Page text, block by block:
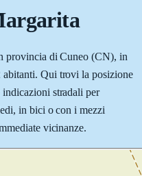
provincia di Cuneo (CN), in
abitanti. Qui trovi la posizione
stradali per
in bici o con i mezzi
vicinanze.